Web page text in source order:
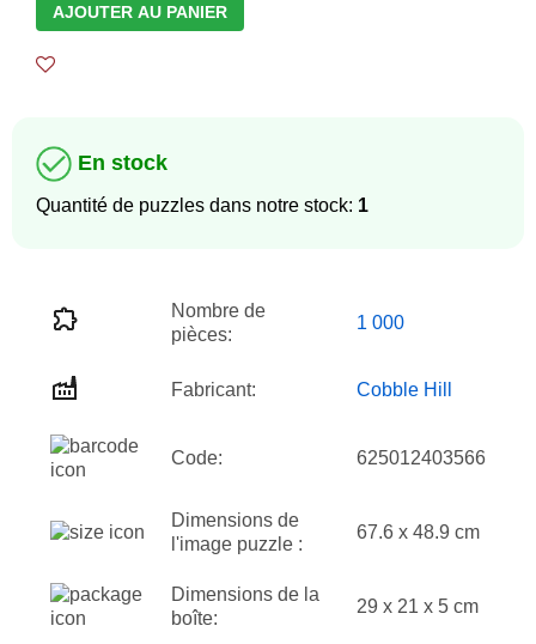
AJOUTER AU PANIER
En stock
Quantité de puzzles dans notre stock: 1
Nombre de
pièces:
1 000
Fabricant: Cobble Hill
Code: 625012403566
Dimensions de
l'image puzzle :
67.6 x 48.9 cm
Dimensions de la
boîte:
29 x 21 x 5 cm